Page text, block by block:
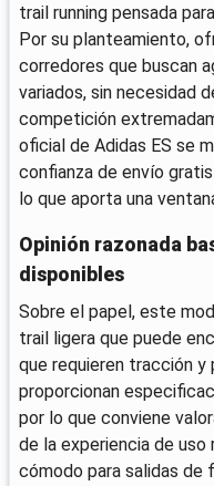
trail running pensada
Por su planteamiento,
corredores que buscan
variados, sin necesidad
competición
oficial de Adidas ES se
confianza de envío
lo que aporta una
Opinión razonada
disponibles
Sobre el papel, este
trail ligera que puede
que requieren tracción
proporcionan
por lo que conviene
de la experiencia de uso
cómodo para salidas de